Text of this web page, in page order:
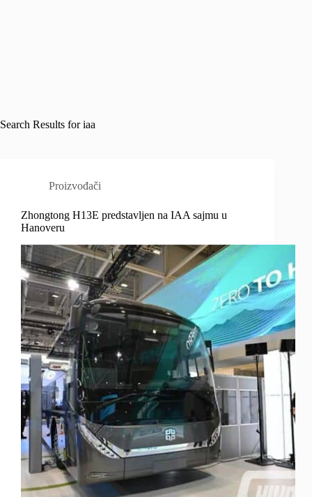
Search Results for iaa
Proizvođači
Zhongtong H13E predstavljen na IAA sajmu u
Hanoveru